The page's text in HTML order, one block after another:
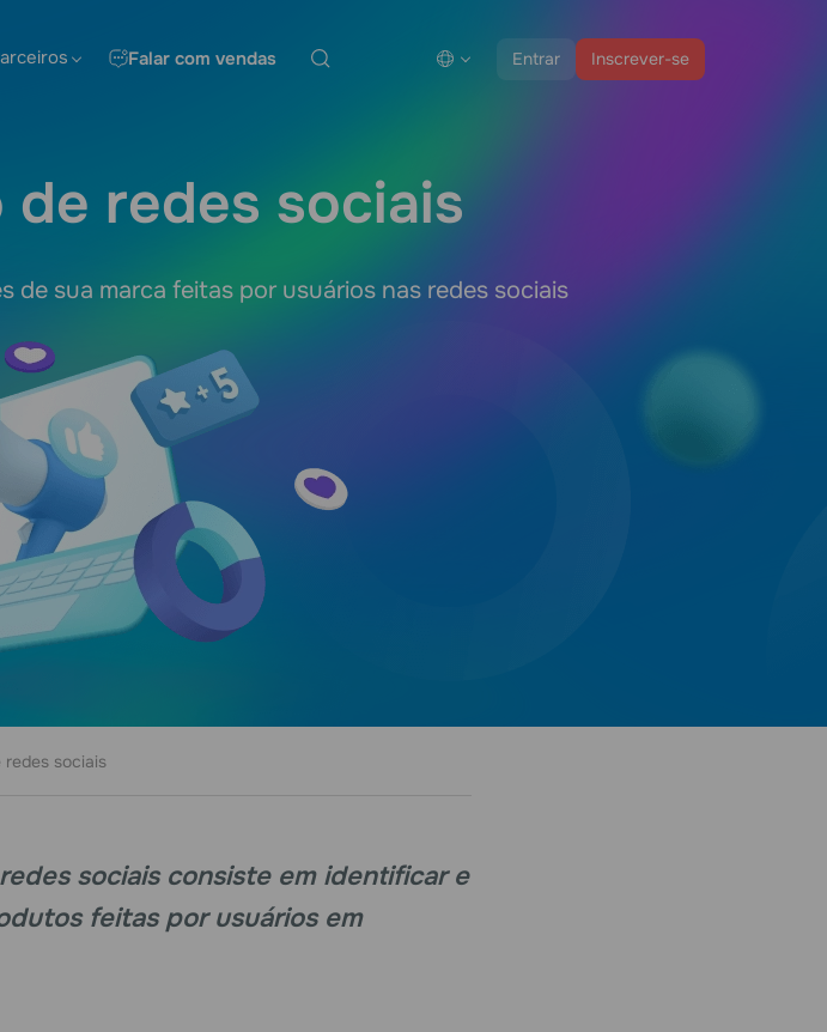
Entrar Inscrever-se
Falar com vendas
redes sociais
de sua marca feitas por usuários nas redes sociais
sociais
sociais consiste em identificar e
feitas por usuários em